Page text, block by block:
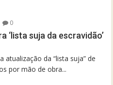
0
‘lista suja da escravidão’
atualização da “lista suja” de
por mão de obra...